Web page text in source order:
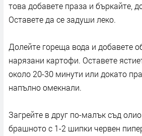
това добавете праза и бъркайте,
Оставете да се задуши леко.
Долейте гореща вода и добавете
нарязани картофи. Оставете
около 20-30 минути или докато
напълно омекнали.
Загрейте в друг по-малък съд
брашното с 1-2 шипки червен